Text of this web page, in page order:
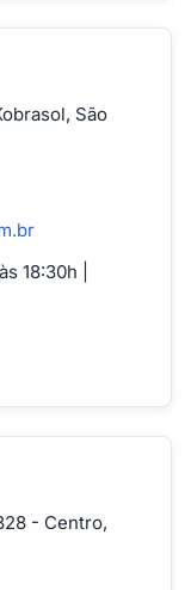
São
18:30h |
- Centro,